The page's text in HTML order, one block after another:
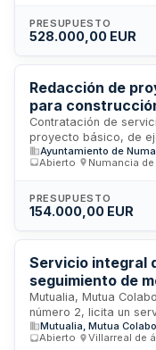
instalaciones del
autorizados conforme
Se estima una
a gestionar, con
cumplimiento de
SANDACH.
PRESUPUESTO
528.000,00 EUR
Redacción de
para
Numancia de la
Contratación de
proyecto básico, de
asociada para la
de un auditorio
en Numancia de la
exclusivamente la
coordinación de
Ayuntamiento de
Abierto
Numancia
PRESUPUESTO
154.000,00 EUR
Servicio integral
seguimiento de
transformador
Mutualia
Mutualia, Mutua
número 2, licita un
metodológico de un
desarrollo de equipos,
Mutualia, Mutua
Abierto
Villarreal de